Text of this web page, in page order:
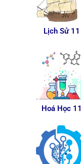
Lịch Sử 11
Hoá Học 11